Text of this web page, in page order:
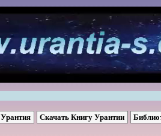
Урантия Скачать Книгу Урантии